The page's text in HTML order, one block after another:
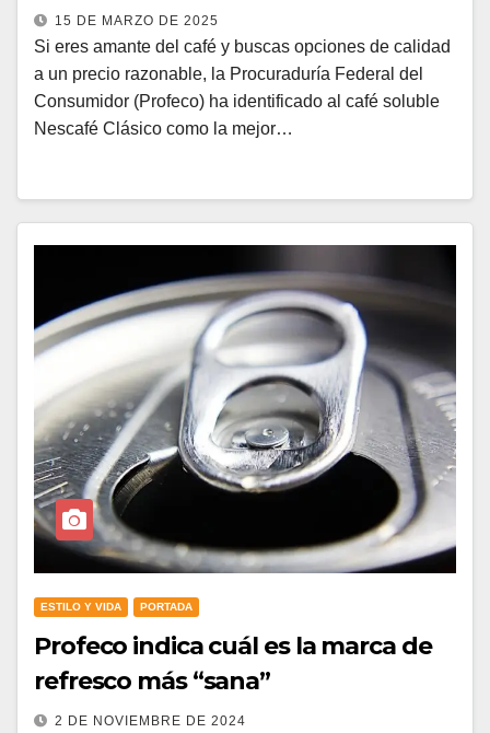
15 DE MARZO DE 2025
Si eres amante del café y buscas opciones de calidad
a un precio razonable, la Procuraduría Federal del
Consumidor (Profeco) ha identificado al café soluble
Nescafé Clásico como la mejor…
ESTILO Y VIDA PORTADA
Profeco indica cuál es la marca de
refresco más “sana”
2 DE NOVIEMBRE DE 2024